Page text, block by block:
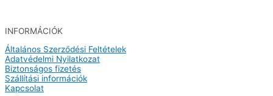
INFORMÁCIÓK
Általános Szerződési Feltételek
Adatvédelmi Nyilatkozat
Biztonságos fizetés
Szállítási információk
Kapcsolat